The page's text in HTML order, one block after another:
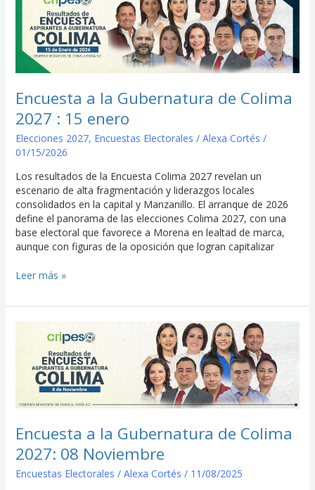
Encuesta a la Gubernatura de Colima
2027 : 15 enero
Elecciones 2027, Encuestas Electorales / Alexa Cortés /
01/15/2026
Los resultados de la Encuesta Colima 2027 revelan un
escenario de alta fragmentación y liderazgos locales
consolidados en la capital y Manzanillo. El arranque de 2026
define el panorama de las elecciones Colima 2027, con una
base electoral que favorece a Morena en lealtad de marca,
aunque con figuras de la oposición que logran capitalizar
Gubernatura
de
Colima
2027
15
enero
Leer más »
Encuesta a la Gubernatura de Colima
2027: 08 Noviembre
Encuestas Electorales / Alexa Cortés / 11/08/2025
Gubernatura
Colima
2027:
08
Noviembre